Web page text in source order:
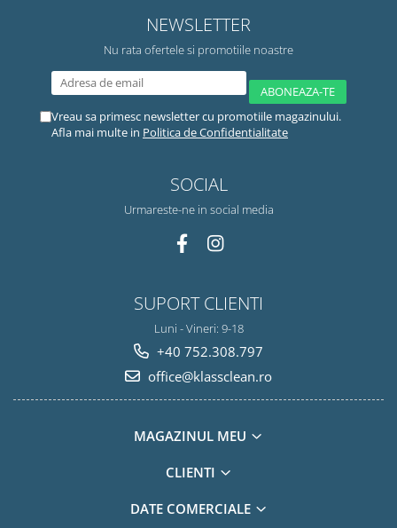
NEWSLETTER
Nu rata ofertele si promotiile noastre
Vreau sa primesc newsletter cu promotiile magazinului.
Afla mai multe in Politica de Confidentialitate
SOCIAL
Urmareste-ne in social media
SUPORT CLIENTI
Luni - Vineri: 9-18
+40 752.308.797
office@klassclean.ro
MAGAZINUL MEU
CLIENTI
DATE COMERCIALE